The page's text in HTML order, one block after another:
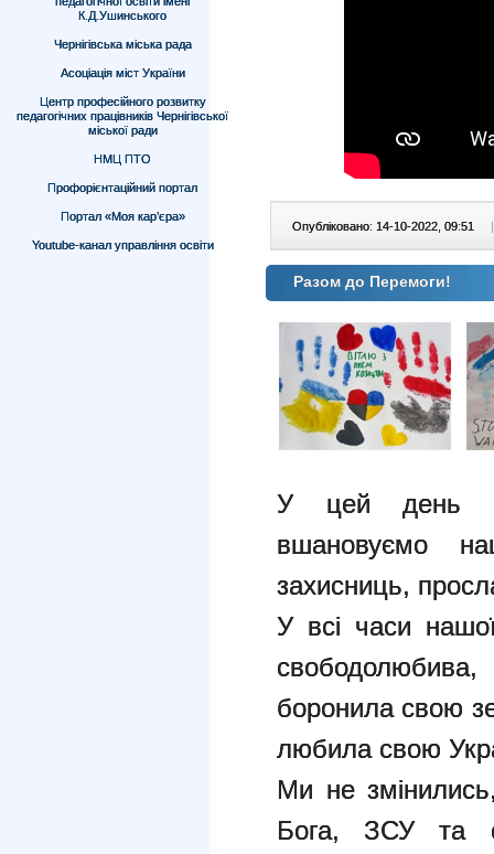
К.Д.Ушинського
Чернігівська міська рада
Асоціація міст України
Центр професійного розвитку
педагогічних працівників Чернігівської
міської ради
НМЦ ПТО
Профорієнтаційний портал
Портал «Моя кар’єра»
Youtube-канал управління освіти
Опубліковано: 14-10-2022, 09:51 |
Разом до Перемоги!
У цей день
вшановуємо
захисниць,
У всі часи нашої
боронила свою
любила свою
Ми не
Бога, ЗСУ та